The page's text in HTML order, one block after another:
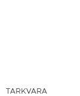
TARKVARA